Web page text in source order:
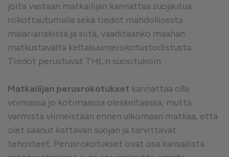
joita vastaan matkailijan kannattaa suojautua
rokottautumalla sekä tiedot mahdollisesta
malariariskistä ja siitä, vaaditaanko maahan
matkustavalta keltakuumerokotustodistusta.
Tiedot perustuvat THL:n suosituksiin.
Matkailijan perusrokotukset kannattaa olla
voimassa jo kotimaassa oleskeltaessa, mutta
varmista viimeistään ennen ulkomaan matkaa, että
olet saanut kattavan suojan ja tarvittavat
tehosteet. Perusrokotukset ovat osa kansallista